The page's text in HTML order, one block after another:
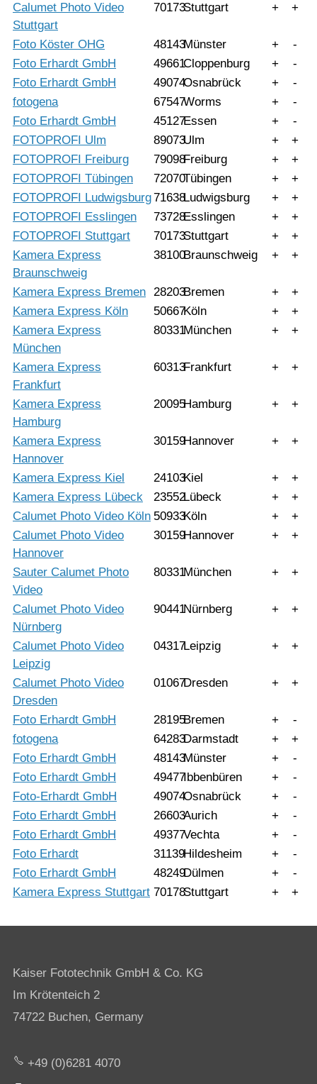
Calumet Photo Video
Stuttgart
70173Stuttgart + +
Foto Köster OHG 48143Münster +
-
Foto Erhardt GmbH
49661Cloppenburg +
-
Foto Erhardt GmbH
49074Osnabrück +
-
fotogena
67547Worms +
-
Foto Erhardt GmbH
45127Essen +
-
FOTOPROFI Ulm
89073Ulm +
+
FOTOPROFI Freiburg
79098Freiburg +
+
FOTOPROFI Tübingen
72070Tübingen +
+
FOTOPROFI Ludwigsburg71638Ludwigsburg +
+
FOTOPROFI Esslingen
73728Esslingen +
+
FOTOPROFI Stuttgart
70173Stuttgart +
+
Kamera Express
Braunschweig
38100Braunschweig + +
Kamera Express Bremen 28203Bremen +
+
Kamera Express Köln
50667Köln +
+
Kamera Express
München
80331München + +
Kamera Express
Frankfurt
60313Frankfurt + +
Kamera Express
Hamburg
20095Hamburg + +
Kamera Express
Hannover
30159Hannover + +
Kamera Express Kiel 24103Kiel +
+
Kamera Express Lübeck
23552Lübeck +
+
Calumet Photo Video Köln 50933Köln +
+
Calumet Photo Video
Hannover
30159Hannover + +
Sauter Calumet Photo
Video
80331München + +
Calumet Photo Video
Nürnberg
90441Nürnberg + +
Calumet Photo Video
Leipzig
04317Leipzig + +
Calumet Photo Video
Dresden
01067Dresden + +
Foto Erhardt GmbH 28195Bremen +
-
fotogena
64283Darmstadt +
+
Foto Erhardt GmbH
48143Münster +
-
Foto Erhardt GmbH
49477Ibbenbüren +
-
Foto-Erhardt GmbH
49074Osnabrück +
-
Foto Erhardt GmbH
26603Aurich +
-
Foto Erhardt GmbH
49377Vechta +
-
Foto Erhardt
31139Hildesheim +
-
Foto Erhardt GmbH
48249Dülmen +
-
Kamera Express Stuttgart 70178Stuttgart + +
Kaiser Fototechnik GmbH & Co. KG
Im Krötenteich 2
74722 Buchen, Germany
+49 (0)6281 4070